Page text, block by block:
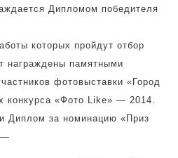
Дипломом победителя
которых пройдут отбор
награждены памятными
фотовыставки «Город
конкурса «Фото Like» — 2014.
за номинацию «Приз
—